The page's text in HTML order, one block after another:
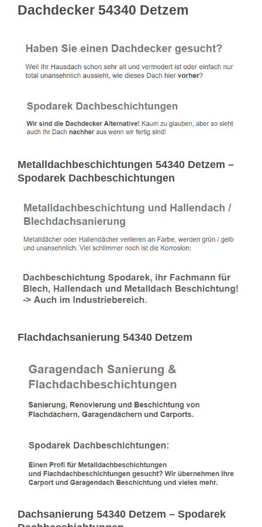
Dachdecker 54340 Detzem
Metalldachbeschichtungen 54340 Detzem –
Spodarek Dachbeschichtungen
Flachdachsanierung 54340 Detzem
Dachsanierung 54340 Detzem – Spodarek